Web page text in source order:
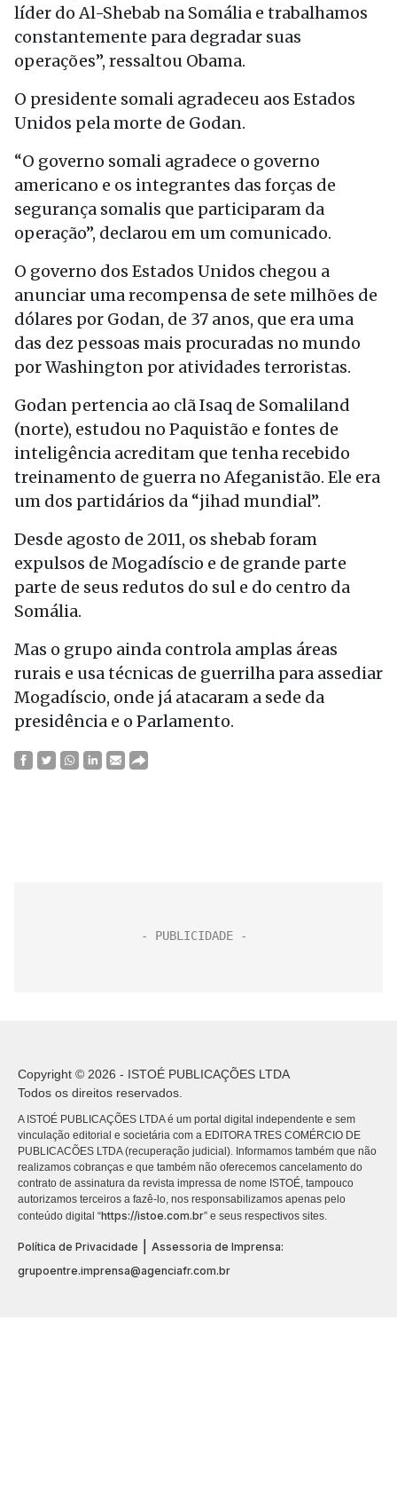
líder do Al-Shebab na Somália e trabalhamos
constantemente para degradar suas
operações”, ressaltou Obama.
O presidente somali agradeceu aos Estados
Unidos pela morte de Godan.
“O governo somali agradece o governo
americano e os integrantes das forças de
segurança somalis que participaram da
operação”, declarou em um comunicado.
O governo dos Estados Unidos chegou a
anunciar uma recompensa de sete milhões de
dólares por Godan, de 37 anos, que era uma
das dez pessoas mais procuradas no mundo
por Washington por atividades terroristas.
Godan pertencia ao clã Isaq de Somaliland
(norte), estudou no Paquistão e fontes de
inteligência acreditam que tenha recebido
treinamento de guerra no Afeganistão. Ele era
um dos partidários da “jihad mundial”.
Desde agosto de 2011, os shebab foram
expulsos de Mogadíscio e de grande parte
parte de seus redutos do sul e do centro da
Somália.
Mas o grupo ainda controla amplas áreas
rurais e usa técnicas de guerrilha para assediar
Mogadíscio, onde já atacaram a sede da
presidência e o Parlamento.
Copyright © 2026 - ISTOÉ PUBLICAÇÕES LTDA
Todos os direitos reservados.
A ISTOÉ PUBLICAÇÕES LTDA é um portal digital independente e sem
vinculação editorial e societária com a EDITORA TRES COMÉRCIO DE
PUBLICACÕES LTDA (recuperação judicial). Informamos também que não
realizamos cobranças e que também não oferecemos cancelamento do
contrato de assinatura da revista impressa de nome ISTOÉ, tampouco
autorizamos terceiros a fazê-lo, nos responsabilizamos apenas pelo
conteúdo digital “https://istoe.com.br” e seus respectivos sites.
Política de Privacidade
Assessoria de Imprensa:
grupoentre.imprensa@agenciafr.com.br